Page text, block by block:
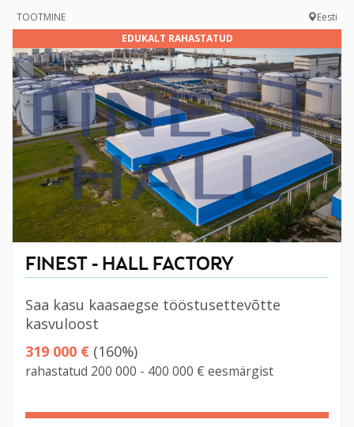
TOOTMINE
Eesti
EDUKALT RAHASTATUD
FINEST - HALL FACTORY
Saa kasu kaasaegse tööstusettevõtte
kasvuloost
319 000 € (160%)
rahastatud 200 000 - 400 000 € eesmärgist
160%